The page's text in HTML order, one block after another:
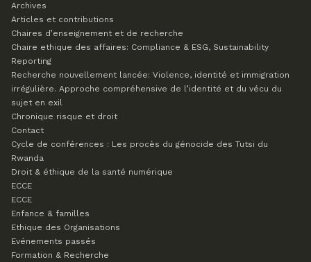
Archives
Articles et contributions
Chaires d’enseignement et de recherche
Chaire ethique des affaires: Compliance & ESG, Sustainability
Reporting
Recherche nouvellement lancée: Violence, identité et immigration
irrégulière. Approche compréhensive de l’identité et du vécu du
sujet en exil
Chronique risque et droit
Contact
Cycle de conférences : Les procès du génocide des Tutsi du
Rwanda
Droit & éthique de la santé numérique
ECCE
ECCE
Enfance & familles
Ethique des Organisations
Evénements passés
Formation & Recherche